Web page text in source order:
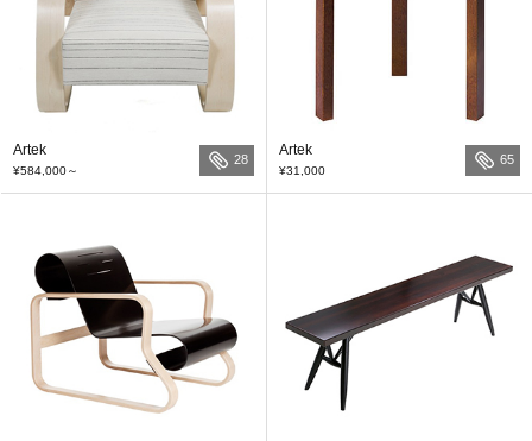
Artek
¥584,000～
28
Artek
¥31,000
65